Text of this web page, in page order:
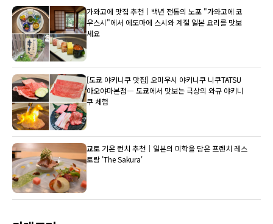
가와고에 맛집 추천｜백년 전통의 노포 "가와고에 코
우스시"에서 에도마에 스시와 계절 일본 요리를 맛보
세요
[도쿄 야키니쿠 맛집] 오미우시 야키니쿠 니쿠TATSU
아오야마본점― 도쿄에서 맛보는 극상의 와규 야키니
쿠 체험
교토 기온 런치 추천｜일본의 미학을 담은 프렌치 레스
토랑 'The Sakura'